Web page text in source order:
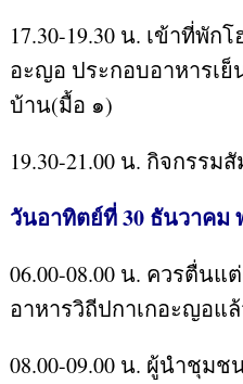
17.30-19.30 น. เข้าที่พัก
อะญอ ประกอบอาหารเ
บ้าน(มื้อ ๑)
19.30-21.00 น. กิจกรรม
วันอาทิตย์ที่ 30 ธันวาคม
06.00-08.00 น. ควรตื่นแ
อาหารวิถีปกาเกอะญอแ
08.00-09.00 น. ผู้นำชุม